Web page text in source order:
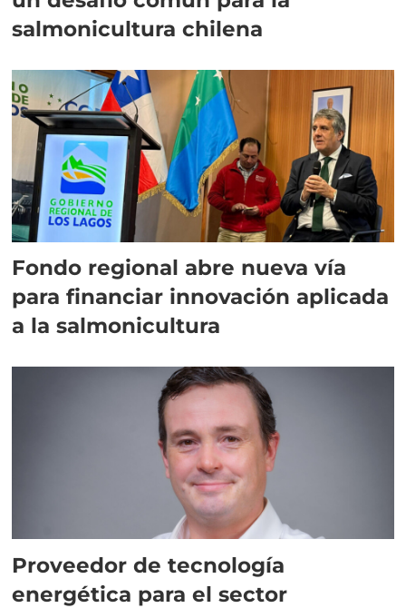
salmonicultura chilena
Fondo regional abre nueva vía
para financiar innovación aplicada
a la salmonicultura
Proveedor de tecnología
energética para el sector